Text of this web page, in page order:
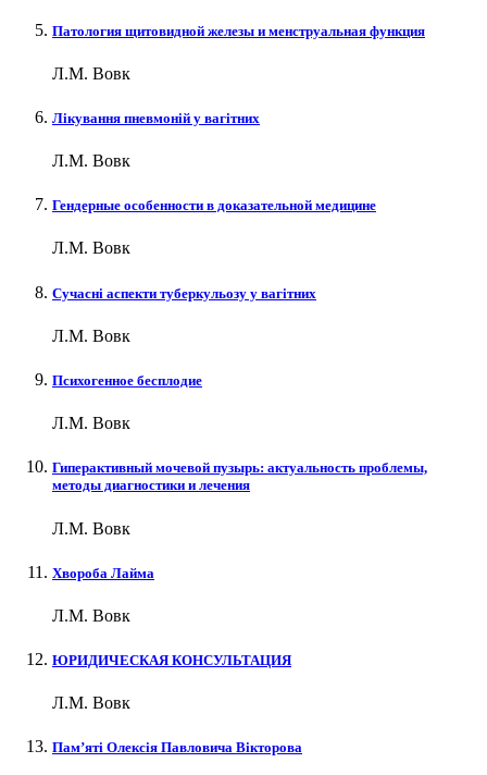
Патология щитовидной железы и менструальная функция
Л.М. Вовк
Лікування пневмоній у вагітних
Л.М. Вовк
Гендерные особенности в доказательной медицине
Л.М. Вовк
Сучасні аспекти туберкульозу у вагітних
Л.М. Вовк
Психогенное бесплодие
Л.М. Вовк
Гиперактивный мочевой пузырь: актуальность проблемы,
методы диагностики и лечения
Л.М. Вовк
Хвороба Лайма
Л.М. Вовк
ЮРИДИЧЕСКАЯ КОНСУЛЬТАЦИЯ
Л.М. Вовк
Пам’яті Олексія Павловича Вікторова